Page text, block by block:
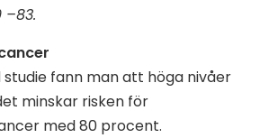
–83.
fann man att höga nivåer
minskar risken för
med 80 procent.